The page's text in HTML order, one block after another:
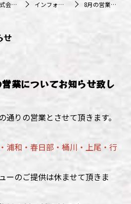
埼玉のお好み焼きなら株式会社アジルカンパニー インフォメーション 8月の営業のお知らせ
せ
業についてお知らせ致し
りの営業とさせて頂きます。
浦和・春日部・桶川・上尾・行
ーのご提供は休ませて頂きま